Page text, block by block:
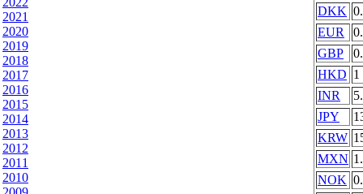
2021
2020
2019
2018
2017
2016
2015
2014
2013
2012
2011
2010
DKK
EUR
GBP
HKD 1
INR
JPY
KRW
MXN
NOK